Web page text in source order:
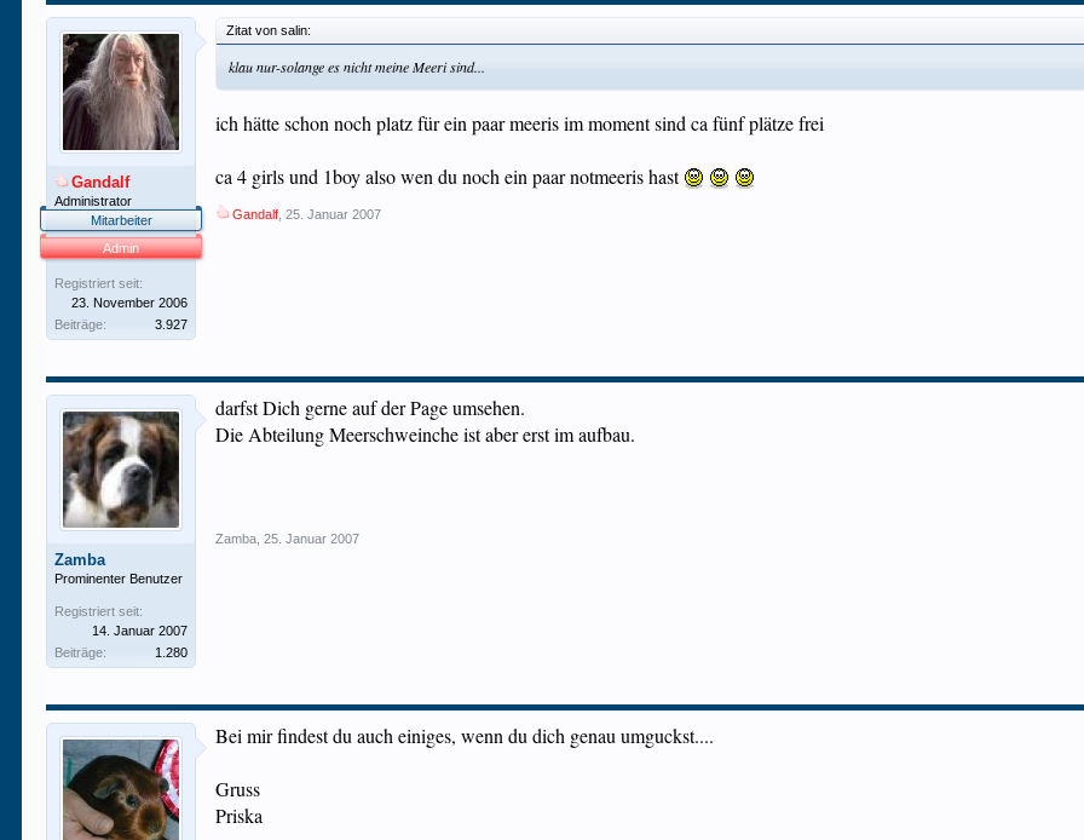
Gandalf
Administrator
Mitarbeiter
Admin
Registriert seit:
23. November 2006
Beiträge:
3.927
Zitat von salin:
klau nur-solange es nicht meine Meeri sind...
ich hätte schon noch platz für ein paar meeris im moment sind ca fünf plätze frei
ca 4 girls und 1boy also wen du noch ein paar notmeeris hast
Gandalf 25. Januar 2007
Zamba
Prominenter Benutzer
Registriert seit:
14. Januar 2007
Beiträge:
1.280
darfst Dich gerne auf der Page umsehen.
Die Abteilung Meerschweinche ist aber erst im aufbau.
Zamba 25. Januar 2007
Bei mir findest du auch einiges, wenn du dich genau umguckst....
Gruss
Priska